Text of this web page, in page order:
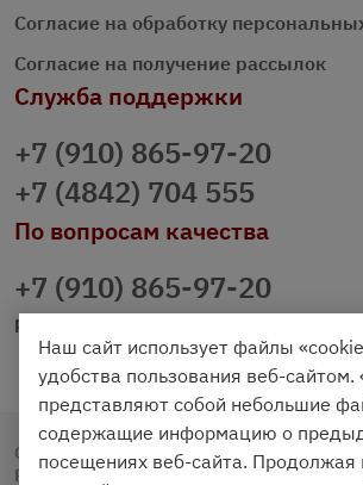
Согласие на обработку
Согласие на получение рассылок
Служба поддержки
+7 (910) 865-97-20
+7 (4842) 704 555
По вопросам качества
+7 (910) 865-97-20
prazdnichniy40@palmi.ru
Copyright © 2020 - 2026. Праздничный Стол.
Разработка и продвижение - Vegas Studio
Наш сайт использует файлы
удобства пользования веб-сайтом.
представляют собой небольшие
содержащие информацию о
посещениях веб-сайта. Продолжая